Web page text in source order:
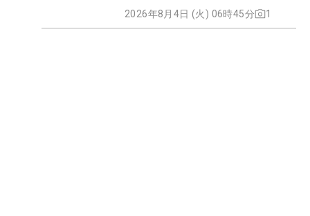
2026年8月4日 (火) 06時45分 1